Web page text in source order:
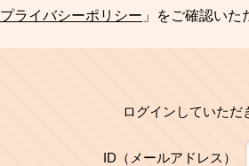
プライバシーポリシー 」をご確認いた
ログインしていただ
ID（メールアドレス）